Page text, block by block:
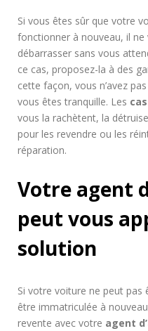
Si vous êtes sûr que votre
fonctionner à nouveau, il ne
débarrasser sans vous
ce cas, proposez-la à des
cette façon, vous n’avez
vous êtes tranquille. Les
vous la rachètent, la
pour les revendre ou les
réparation.
Votre agent
peut vous
solution
Si votre voiture ne peut pas
être immatriculée à
revente avec votre agent